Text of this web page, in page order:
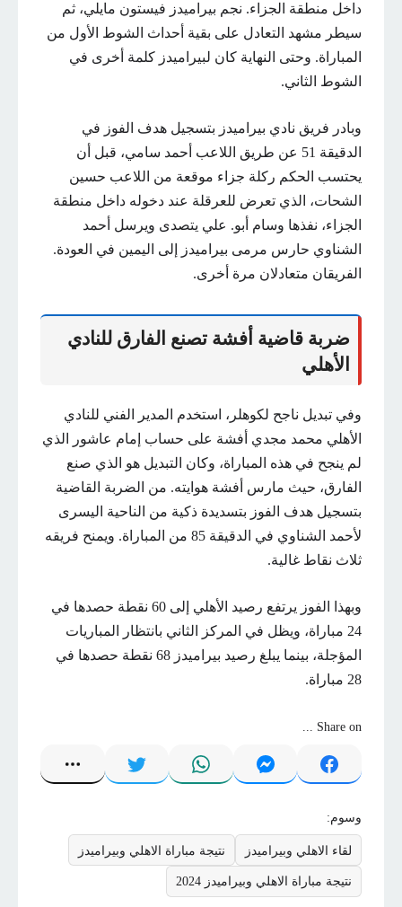
داخل منطقة الجزاء. نجم بيراميدز فيستون مايلي، ثم
سيطر مشهد التعادل على بقية أحداث الشوط الأول من
المباراة. وحتى النهاية كان لبيراميدز كلمة أخرى في
الشوط الثاني.
وبادر فريق نادي بيراميدز بتسجيل هدف الفوز في
الدقيقة 51 عن طريق اللاعب أحمد سامي، قبل أن
يحتسب الحكم ركلة جزاء موقعة من اللاعب حسين
الشحات، الذي تعرض للعرقلة عند دخوله داخل منطقة
الجزاء، نفذها وسام أبو. علي يتصدى ويرسل أحمد
الشناوي حارس مرمى بيراميدز إلى اليمين في العودة.
الفريقان متعادلان مرة أخرى.
ضربة قاضية أفشة تصنع الفارق للنادي
الأهلي
وفي تبديل ناجح لكوهلر، استخدم المدير الفني للنادي
الأهلي محمد مجدي أفشة على حساب إمام عاشور الذي
لم ينجح في هذه المباراة، وكان التبديل هو الذي صنع
الفارق، حيث مارس أفشة هوايته. من الضربة القاضية
بتسجيل هدف الفوز بتسديدة ذكية من الناحية اليسرى
لأحمد الشناوي في الدقيقة 85 من المباراة. ويمنح فريقه
ثلاث نقاط غالية.
وبهذا الفوز يرتفع رصيد الأهلي إلى 60 نقطة حصدها في
24 مباراة، ويظل في المركز الثاني بانتظار المباريات
المؤجلة، بينما يبلغ رصيد بيراميدز 68 نقطة حصدها في
28 مباراة.
Share on ...
وسوم:
لقاء الاهلي وبيراميدز نتيجة مباراة الاهلي وبيراميدز
نتيجة مباراة الاهلي وبيراميدز 2024